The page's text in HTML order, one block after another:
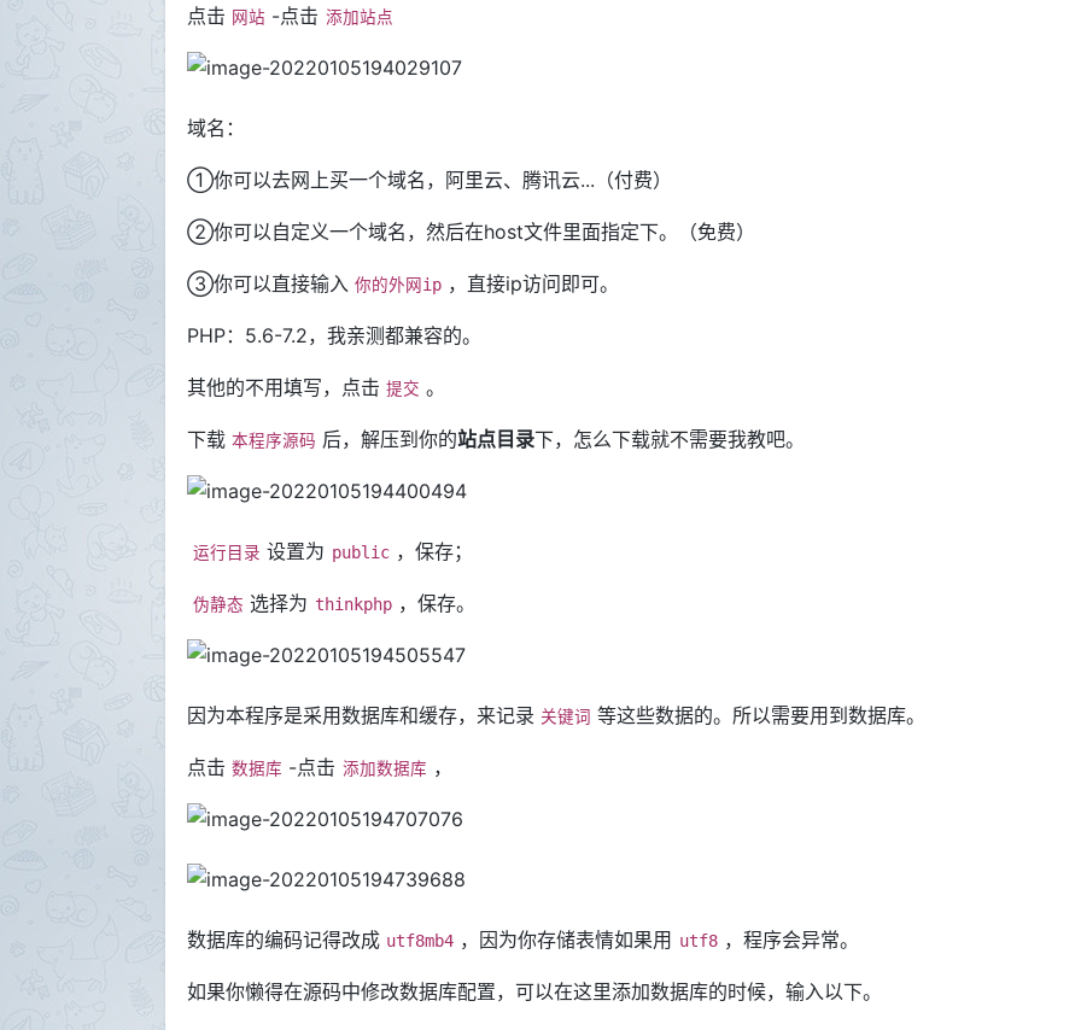
点击 网站 -点击 添加站点
域名：
①你可以去网上买一个域名，阿里云、腾讯云...（付费）
②你可以自定义一个域名，然后在host文件里面指定下。（免费）
③你可以直接输入 你的外网ip ，直接ip访问即可。
PHP：5.6-7.2，我亲测都兼容的。
其他的不用填写，点击 提交 。
下载 本程序源码 后，解压到你的站点目录下，怎么下载就不需要我教吧。
运行目录 设置为 public ，保存；
伪静态 选择为 thinkphp ，保存。
因为本程序是采用数据库和缓存，来记录 关键词 等这些数据的。所以需要用到数据库。
点击 数据库 -点击 添加数据库 ，
数据库的编码记得改成 utf8mb4 ，因为你存储表情如果用 utf8 ，程序会异常。
如果你懒得在源码中修改数据库配置，可以在这里添加数据库的时候，输入以下。